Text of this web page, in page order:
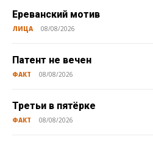
Ереванский мотив
ЛИЦА 08/08/2026
Патент не вечен
ФАКТ 08/08/2026
Третьи в пятёрке
ФАКТ 08/08/2026